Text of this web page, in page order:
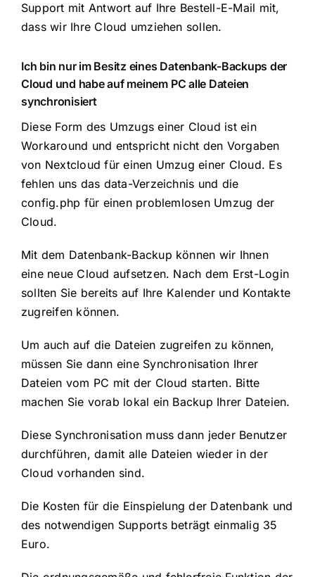
Support mit Antwort auf Ihre Bestell-E-Mail mit,
dass wir Ihre Cloud umziehen sollen.
Ich bin nur im Besitz eines Datenbank-Backups der
Cloud und habe auf meinem PC alle Dateien
synchronisiert
Diese Form des Umzugs einer Cloud ist ein
Workaround und entspricht nicht den Vorgaben
von Nextcloud für einen Umzug einer Cloud. Es
fehlen uns das data-Verzeichnis und die
config.php für einen problemlosen Umzug der
Cloud.
Mit dem Datenbank-Backup können wir Ihnen
eine neue Cloud aufsetzen. Nach dem Erst-Login
sollten Sie bereits auf Ihre Kalender und Kontakte
zugreifen können.
Um auch auf die Dateien zugreifen zu können,
müssen Sie dann eine Synchronisation Ihrer
Dateien vom PC mit der Cloud starten. Bitte
machen Sie vorab lokal ein Backup Ihrer Dateien.
Diese Synchronisation muss dann jeder Benutzer
durchführen, damit alle Dateien wieder in der
Cloud vorhanden sind.
Die Kosten für die Einspielung der Datenbank und
des notwendigen Supports beträgt einmalig 35
Euro.